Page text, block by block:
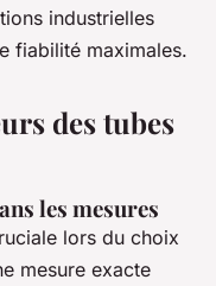
industrielles
fiabilité maximales.
des tubes
les mesures
lors du choix
mesure exacte